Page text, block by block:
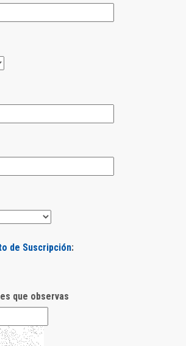
de Suscripción:
que observas